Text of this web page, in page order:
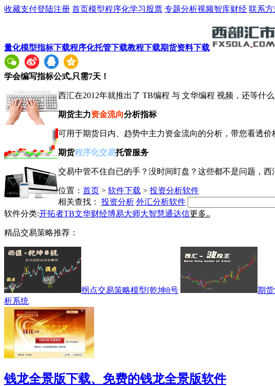
收藏支付登陆注册 首页模型程序化学习 股票 专题分析视频智库财经 联系方
量化模型指标下载程序化托管下载教程下载期货资料下载
学会编写指标公式,只需7天！
西汇在2012年就推出了 TB编程 与 文华编程 视频，还等什
期货主力资金流向分析指标
可用于期货日内、趋势中主力资金流向的分析，带您看透价
期货程序化交易托管服务
交易中管不住自已的手？没时间盯盘？这些都不是问题，西
位置： 首页 > 软件下载 > 投资分析软件
相关查找：
投资分析 外汇分析软件
软件分类:开拓者TB文华财经博易大师大智慧通达信更多..
精品交易策略推荐：
拐点交易策略模型[乾坤8号 期
析系统
钱龙全景版下载、免费的钱龙全景版软件